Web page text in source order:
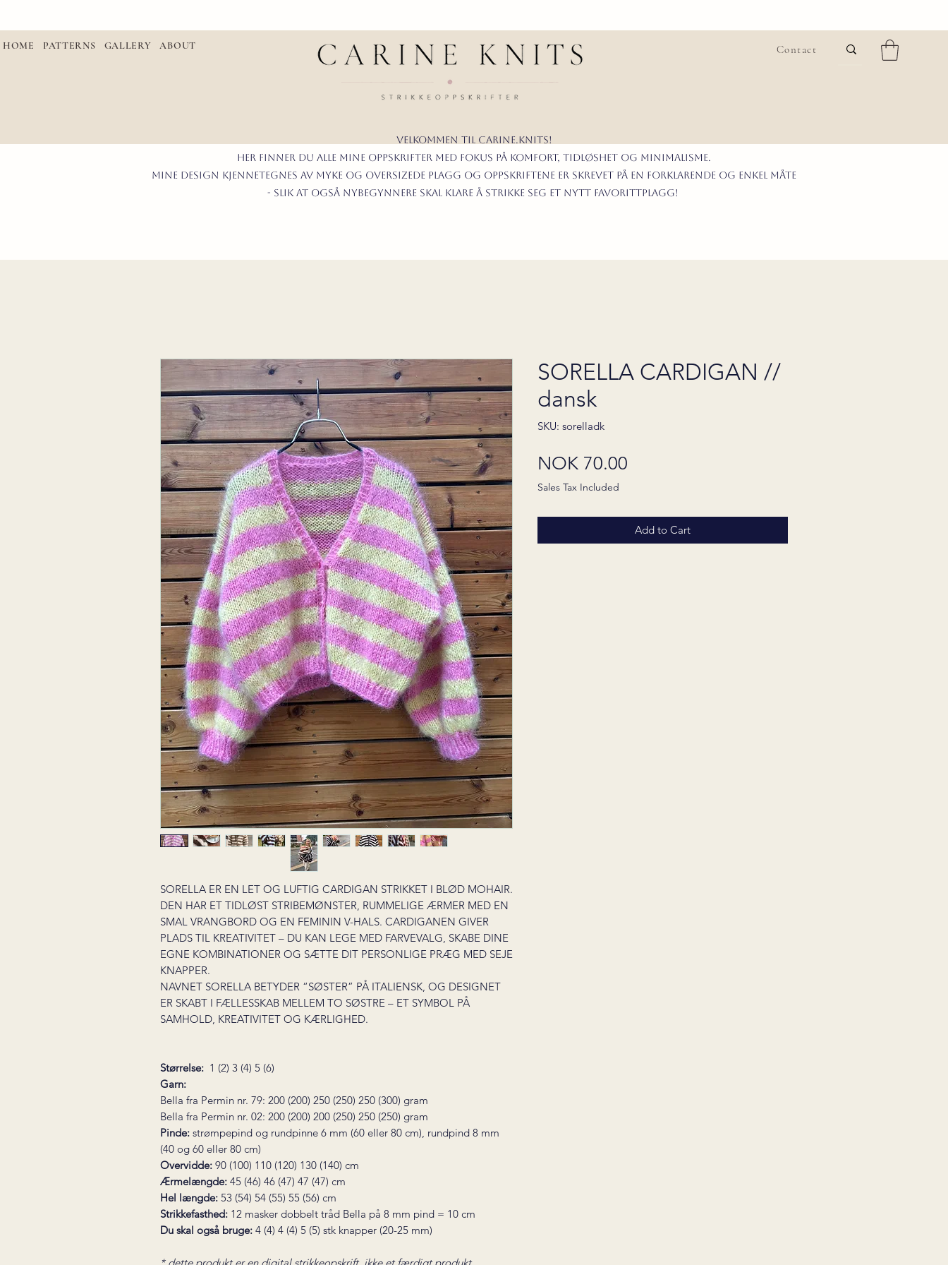
HOME PATTERNS GALLERY ABOUT Contact
Velkommen til carine.knits!
Her finner du alle mine oppskrifter MED FOKUS PÅ KOMFORT, TIDLØShet OG MINIMALISme.
mine design kjennetegnes av myke og oversizede plagg og oppskriftene er skrevet på en forklarende og enkel måte
- slik at også nybegynnere skal klare å strikke seg et nytt favorittplagg!
SORELLA ER EN LET OG LUFTIG CARDIGAN STRIKKET I BLØD MOHAIR.
DEN HAR ET TIDLØST STRIBEMØNSTER, RUMMELIGE ÆRMER MED EN
SMAL VRANGBORD OG EN FEMININ V-HALS. CARDIGANEN GIVER
PLADS TIL KREATIVITET – DU KAN LEGE MED FARVEVALG, SKABE DINE
EGNE KOMBINATIONER OG SÆTTE DIT PERSONLIGE PRÆG MED SEJE
KNAPPER.
NAVNET SORELLA BETYDER “SØSTER” PÅ ITALIENSK, OG DESIGNET
ER SKABT I FÆLLESSKAB MELLEM TO SØSTRE – ET SYMBOL PÅ
SAMHOLD, KREATIVITET OG KÆRLIGHED.
Størrelse: 1 (2) 3 (4) 5 (6)
Garn:
Bella fra Permin nr. 79: 200 (200) 250 (250) 250 (300) gram
Bella fra Permin nr. 02: 200 (200) 200 (250) 250 (250) gram
Pinde: strømpepind og rundpinne 6 mm (60 eller 80 cm), rundpind 8 mm
(40 og 60 eller 80 cm)
Overvidde: 90 (100) 110 (120) 130 (140) cm
Ærmelængde: 45 (46) 46 (47) 47 (47) cm
Hel længde: 53 (54) 54 (55) 55 (56) cm
Strikkefasthed: 12 masker dobbelt tråd Bella på 8 mm pind = 10 cm
Du skal også bruge: 4 (4) 4 (4) 5 (5) stk knapper (20-25 mm)
SORELLA CARDIGAN //
dansk
SKU: sorelladk
NOK 70.00
Sales Tax Included
Add to Cart